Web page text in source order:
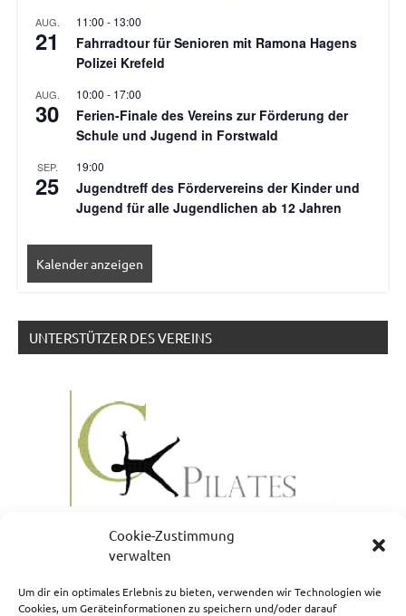
Cookie-Zustimmung
verwalten
Um dir ein optimales Erlebnis zu bieten, verwenden wir Technologien wie
Cookies, um Geräteinformationen zu speichern und/oder darauf
AUG.
21
11:00 - 13:00
Fahrradtour für Senioren mit Ramona Hagens
Polizei Krefeld
AUG.
30
10:00 - 17:00
Ferien-Finale des Vereins zur Förderung der
Schule und Jugend in Forstwald
SEP.
25
19:00
Jugendtreff des Fördervereins der Kinder und
Jugend für alle Jugendlichen ab 12 Jahren
Kalender anzeigen
UNTERSTÜTZER DES VEREINS